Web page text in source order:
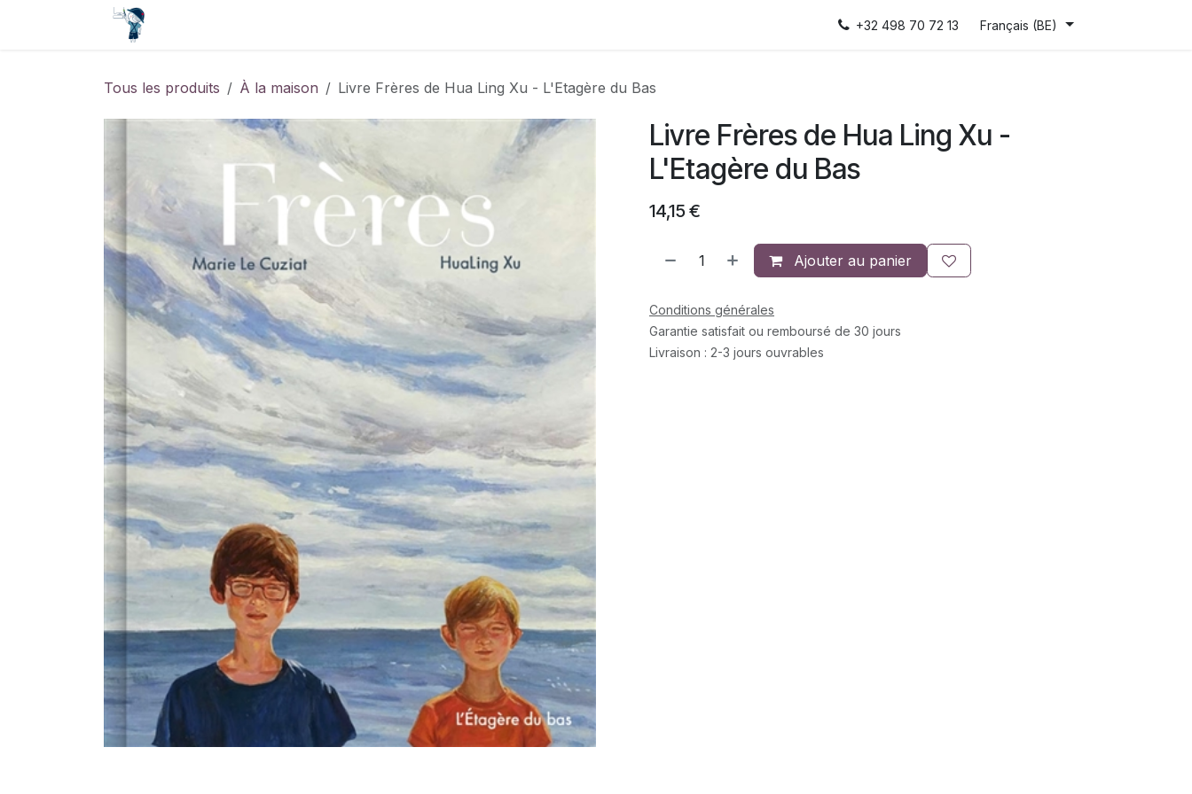
Se rendre au contenu
+32 498 70 72 13 Français (BE)
Tous les produits À la maison Livre Frères de Hua Ling Xu - L'Etagère du Bas
Livre Frères de Hua Ling Xu -
L'Etagère du Bas
14,15 €
Ajouter au panier
Conditions générales
Garantie satisfait ou remboursé de 30 jours
Livraison : 2-3 jours ouvrables